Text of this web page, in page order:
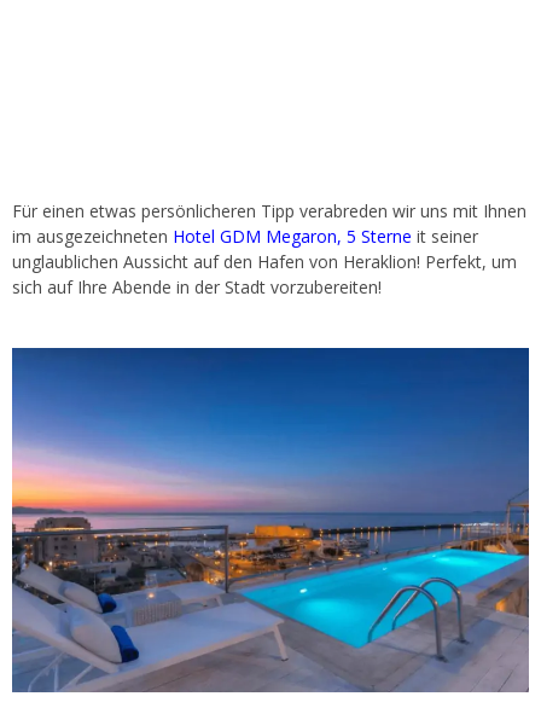
Für einen etwas persönlicheren Tipp verabreden wir uns mit Ihnen
im ausgezeichneten Hotel GDM Megaron, 5 Sterne it seiner
unglaublichen Aussicht auf den Hafen von Heraklion! Perfekt, um
sich auf Ihre Abende in der Stadt vorzubereiten!